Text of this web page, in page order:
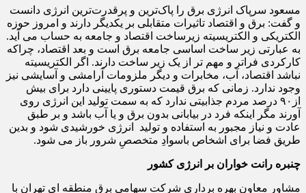
مسعود سرپاک انرژی برق را پاک‌ترین و پرقدرت‌ترین انرژی دانست
و گفت: برق و اقتصاد تاثیرات متقابلی بر یکدیگر دارند و امروز حوزه
الکتریکی و الکتریسیته زیرساخت اقتصاد و جامعه به حساب می آید.
به عبارتی زیر ساخت اساسی جامعه برق است و بعد اقتصاد، چراکه
کارکردی فراتر و مهم تر از یک زیر ساخت دارند. اگر الکتریسیته
نباشد اقتصاد، آب، مخابرات و دیگر ملزومات آرامشی و آسایشی نیز
وجود ندارد. زمانی که برق قیمت دستوری پایینی دارد برای بیش
از۹۰ درصد مردم جذابیتی ندارد که به سمت تولید این انرژی روی
آورند مگر اینکه فرد در بیابانی بدون برق و یا آب باشد و بر طبق
عادت و نیاز مجبور به استفاده و تولید انرژی خورشیدی شود و بدین
طریق فضا برای اشخاص باسوادِ متخصصِ شرور باز می شود.
چنبره رانت خواران بر انرژی کشور
مشاور معاون بهره برداری شرکت سهامی برق منطقه ای تهران با